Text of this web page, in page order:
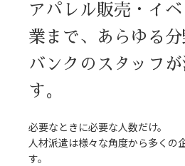
アパレル販売・イ
業まで、あらゆる
バンクのスタッフ
す。
必要なときに必要な人数だけ。
人材派遣は様々な角度から多くの
す。